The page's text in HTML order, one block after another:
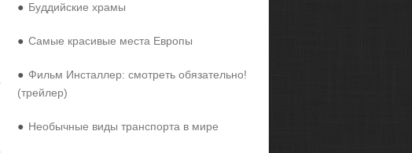
● Буддийские храмы
● Самые красивые места Европы
● Фильм Инсталлер: смотреть обязательно!
(трейлер)
● Необычные виды транспорта в мире